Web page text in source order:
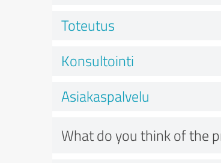
Toteutus
Konsultointi
Asiakaspalvelu
What do you think of the